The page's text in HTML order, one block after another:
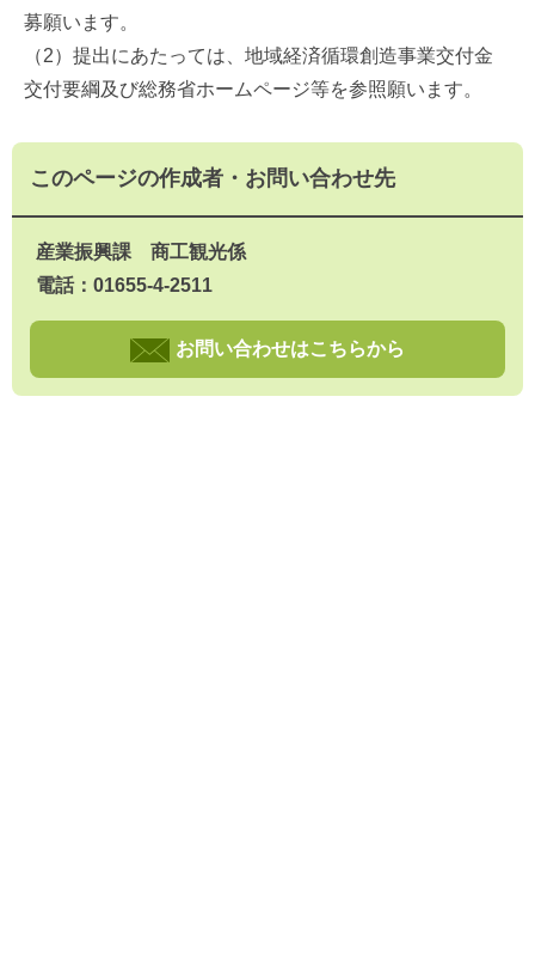
募願います。
（2）提出にあたっては、地域経済循環創造事業交付金
交付要綱及び総務省ホームページ等を参照願います。
このページの作成者・お問い合わせ先
産業振興課 商工観光係
電話：01655-4-2511
お問い合わせはこちらから